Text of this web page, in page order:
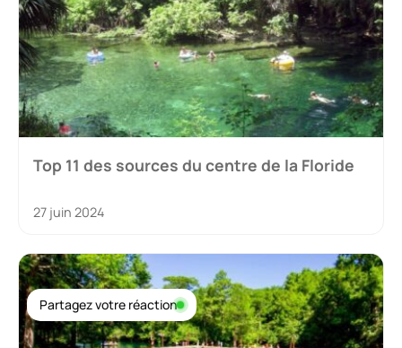
Top 11 des sources du centre de la Floride
27 juin 2024
Partagez votre réaction